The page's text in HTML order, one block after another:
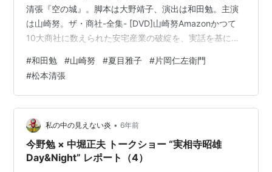
清張『空の城』。脚本は大野靖子、演出は和田勉。主演
は山崎努。ザ・商社-全集- [DVD]山崎努Amazonかつて
10大商社に数えられた安宅産業の破綻を、実話を基に脚
（山崎努）が北米の石油市場に挑む姿を、日本の社内の
権力闘争と絡めて描く力作。80分ｘ4話という尺である
が、CMを入れなければいけない民放とはちがい密度が濃
い。それでも主人公・上杉が、なぜ家族を顧みずにあれ
ほど仕事にのめり込むのか、という動機はよくわからな
い。上杉の濃すぎるギラギラ…
#和田勉 #山崎努 #夏目雅子 #片岡仁左衛門
#松本清張
私の中の見えない炎 • 6年前
今野勉 × 中堀正夫 トークショー “実相寺昭雄
Day&Night” レポート（4）